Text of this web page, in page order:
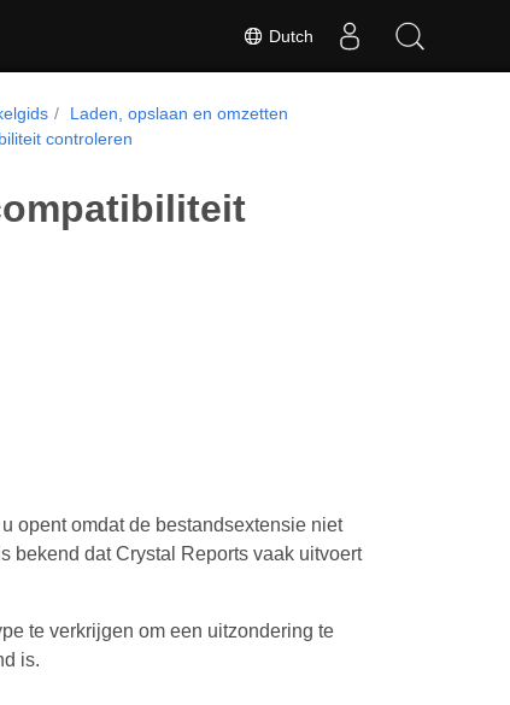
Dutch
Laden, opslaan en omzetten
controleren
opent omdat de bestandsextensie niet
bekend dat Crystal Reports vaak uitvoert
te verkrijgen om een uitzondering te
is.